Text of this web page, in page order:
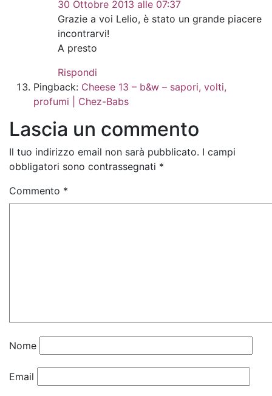
30 Ottobre 2013 alle 07:37
Grazie a voi Lelio, è stato un grande piacere
incontrarvi!
A presto
Rispondi
Pingback: Cheese 13 – b&w – sapori, volti,
profumi | Chez-Babs
Lascia un commento
Il tuo indirizzo email non sarà pubblicato. I campi
obbligatori sono contrassegnati *
Commento *
Nome
Email